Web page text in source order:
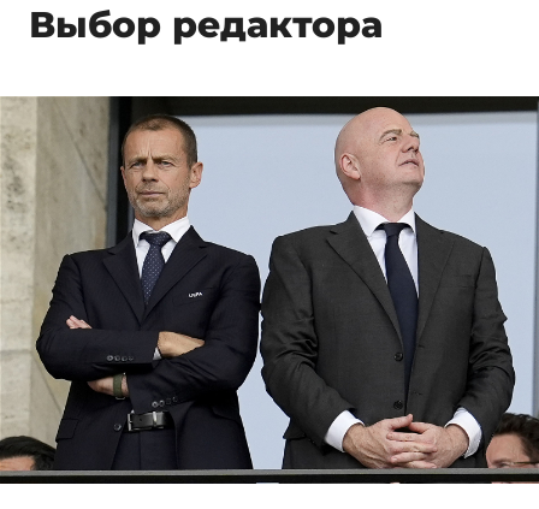
Выбор редактора